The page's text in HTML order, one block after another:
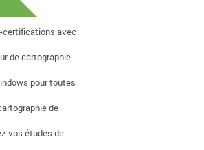
certifications avec
de cartographie
pour toutes
de
vos études de